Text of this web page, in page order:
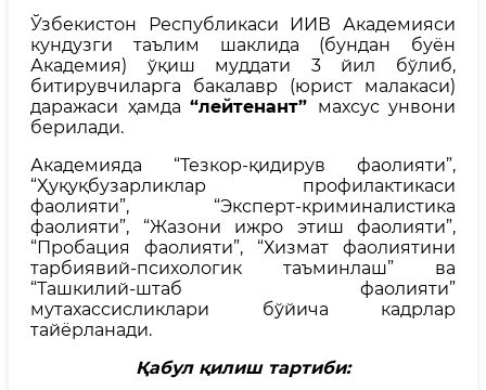
Ўзбекистон Республикаси ИИВ Академияси
кундузги таълим шаклида (бундан буён
Академия) ўқиш муддати 3 йил бўлиб,
битирувчиларга бакалавр (юрист малакаси)
даражаси ҳамда “лейтенант” махсус унвони
берилади.
Академияда “Тезкор-қидирув фаолияти”,
“Ҳуқуқбузарликлар профилактикаси
фаолияти”, “Эксперт-криминалистика
фаолияти”, “Жазони ижро этиш фаолияти”,
“Пробация фаолияти”, “Хизмат фаолиятини
тарбиявий-психологик таъминлаш” ва
“Ташкилий-штаб фаолияти”
мутахассисликлари бўйича кадрлар
тайёрланади.
Қабул қилиш тартиби: